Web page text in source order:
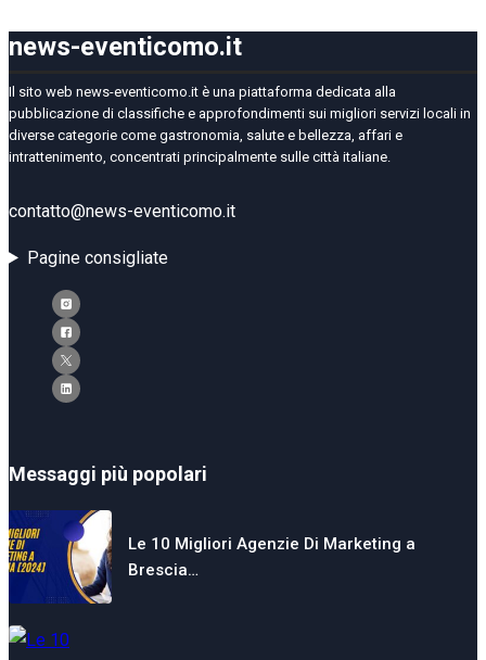
news-eventicomo.it
Il sito web news-eventicomo.it è una piattaforma dedicata alla
pubblicazione di classifiche e approfondimenti sui migliori servizi locali in
diverse categorie come gastronomia, salute e bellezza, affari e
intrattenimento, concentrati principalmente sulle città italiane.
contatto@news-eventicomo.it
Pagine consigliate
Messaggi più popolari
Le 10 Migliori Agenzie Di Marketing a
Brescia…